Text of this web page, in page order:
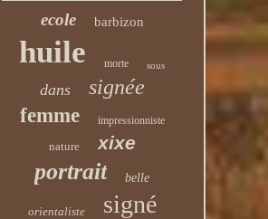
ecole barbizon
huile morte sous
dans signée
femme impressionniste
nature xixe
portrait belle
orientaliste signé